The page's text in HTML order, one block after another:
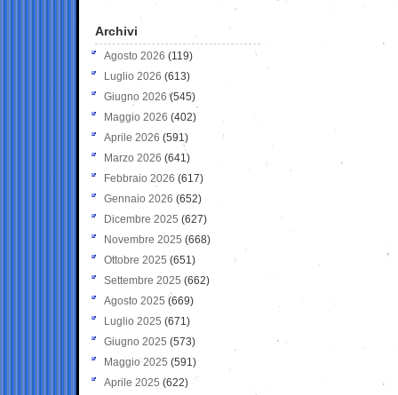
Archivi
Agosto 2026 (119)
Luglio 2026 (613)
Giugno 2026 (545)
Maggio 2026 (402)
Aprile 2026 (591)
Marzo 2026 (641)
Febbraio 2026 (617)
Gennaio 2026 (652)
Dicembre 2025 (627)
Novembre 2025 (668)
Ottobre 2025 (651)
Settembre 2025 (662)
Agosto 2025 (669)
Luglio 2025 (671)
Giugno 2025 (573)
Maggio 2025 (591)
Aprile 2025 (622)